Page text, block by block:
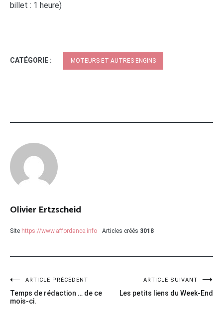
billet : 1 heure)
CATÉGORIE : MOTEURS ET AUTRES ENGINS
Olivier Ertzscheid
Site https://www.affordance.info Articles créés 3018
Navigation
de
ARTICLE PRÉCÉDENT
Temps de rédaction … de ce
mois-ci.
ARTICLE SUIVANT
Les petits liens du Week-End